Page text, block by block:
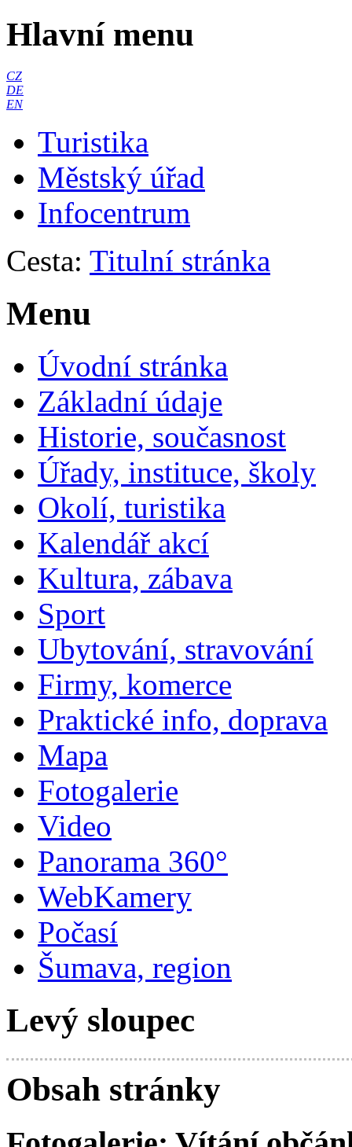
Hlavní menu
CZ
DE
EN
Turistika
Městský úřad
Infocentrum
Cesta: Titulní stránka
Menu
Úvodní stránka
Základní údaje
Historie, současnost
Úřady, instituce, školy
Okolí, turistika
Kalendář akcí
Kultura, zábava
Sport
Ubytování, stravování
Firmy, komerce
Praktické info, doprava
Mapa
Fotogalerie
Video
Panorama 360°
WebKamery
Počasí
Šumava, region
Levý sloupec
Obsah stránky